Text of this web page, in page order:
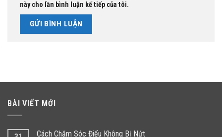
này cho lần bình luận kế tiếp của tôi.
BÀI VIẾT MỚI
Cách Chăm Sóc Điếu Không Bị Nứt